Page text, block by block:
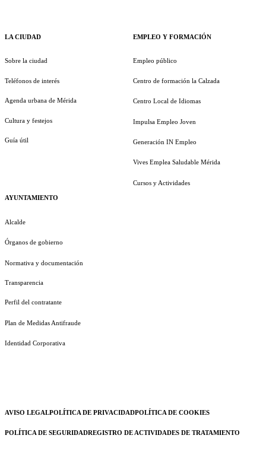
LA CIUDAD
Sobre la ciudad
Teléfonos de interés
Agenda urbana de Mérida
Cultura y festejos
Guía útil
AYUNTAMIENTO
Alcalde
Órganos de gobierno
Normativa y documentación
Transparencia
Perfil del contratante
Plan de Medidas Antifraude
Identidad Corporativa
EMPLEO Y FORMACIÓN
Empleo público
Centro de formación la Calzada
Centro Local de Idiomas
Impulsa Empleo Joven
Generación IN Empleo
Vives Emplea Saludable Mérida
Cursos y Actividades
AVISO LEGALPOLÍTICA DE PRIVACIDADPOLÍTICA DE COOKIES
POLÍTICA DE SEGURIDADREGISTRO DE ACTIVIDADES DE TRATAMIENTO